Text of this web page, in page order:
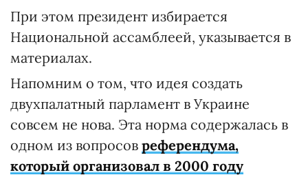
При этом президент избирается
Национальной ассамблеей, указывается в
материалах.
Напомним о том, что идея создать
двухпалатный парламент в Украине
совсем не нова. Эта норма содержалась в
одном из вопросов референдума,
который организовал в 2000 году